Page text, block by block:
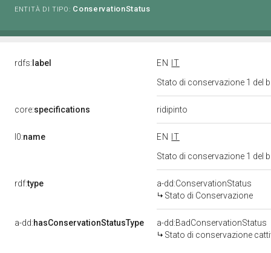
ENTITÀ DI TIPO: ConservationStatus
rdfs: label EN
IT
Stato di conservazione 1 del
core:specifications ridipinto
l0:name EN
IT
Stato di conservazione 1 del
rdf:type
a-dd:ConservationStatus
Stato di Conservazione
a-dd:hasConservationStatusType
a-dd:BadConservationStatus
Stato di conservazione